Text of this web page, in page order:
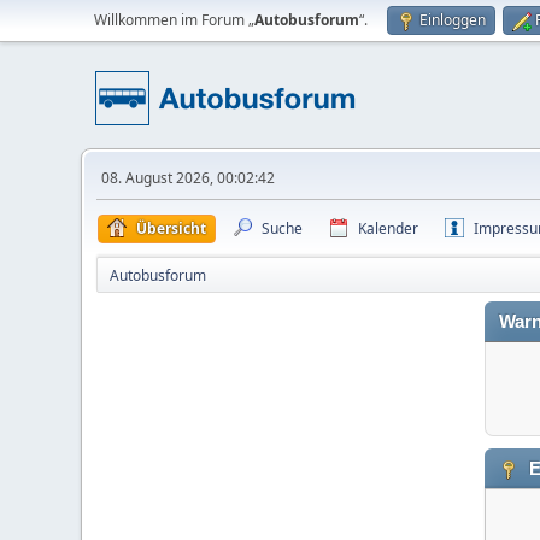
Willkommen im Forum „Autobusforum“. Einloggen
08. August 2026, 00:02:42
Übersicht Suche Kalender
Autobusforum